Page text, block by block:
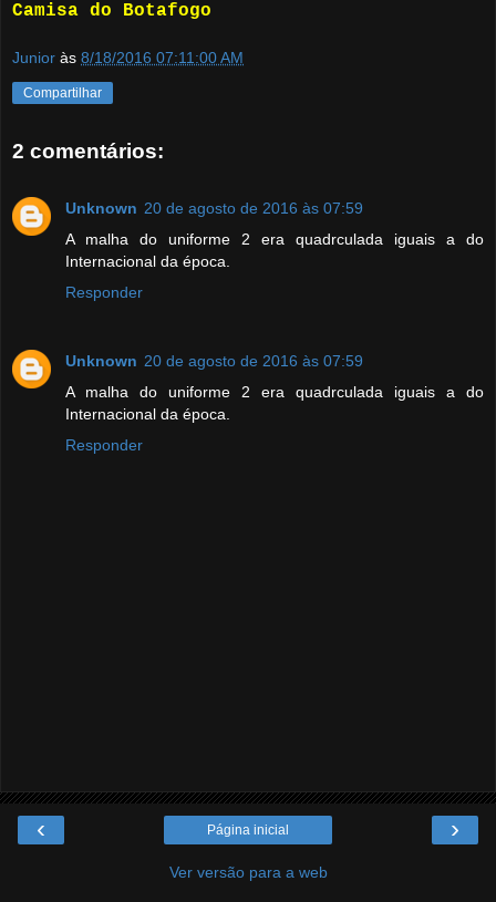
Camisa do Botafogo
Junior às 8/18/2016 07:11:00 AM
Compartilhar
2 comentários:
Unknown 20 de agosto de 2016 às 07:59
A malha do uniforme 2 era quadrculada iguais a do
Internacional da época.
Responder
Unknown 20 de agosto de 2016 às 07:59
A malha do uniforme 2 era quadrculada iguais a do
Internacional da época.
Responder
‹ ›
Página inicial
Ver versão para a web